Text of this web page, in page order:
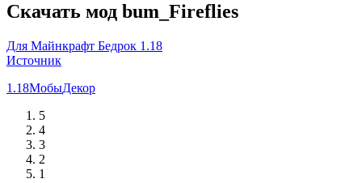
Скачать мод bum_Fireflies
Для Майнкрафт Бедрок 1.18
Источник
1.18МобыДекор
5
4
3
2
1